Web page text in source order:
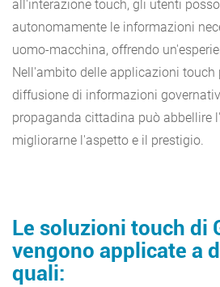
all'interazione touch, gli utenti
autonomamente le informazioni
uomo-macchina, offrendo
Nell'ambito delle applicazioni touch
diffusione di informazioni
propaganda cittadina può abbellire
migliorarne l'aspetto e il prestigio.
Le soluzioni touch di
vengono applicate a
quali: